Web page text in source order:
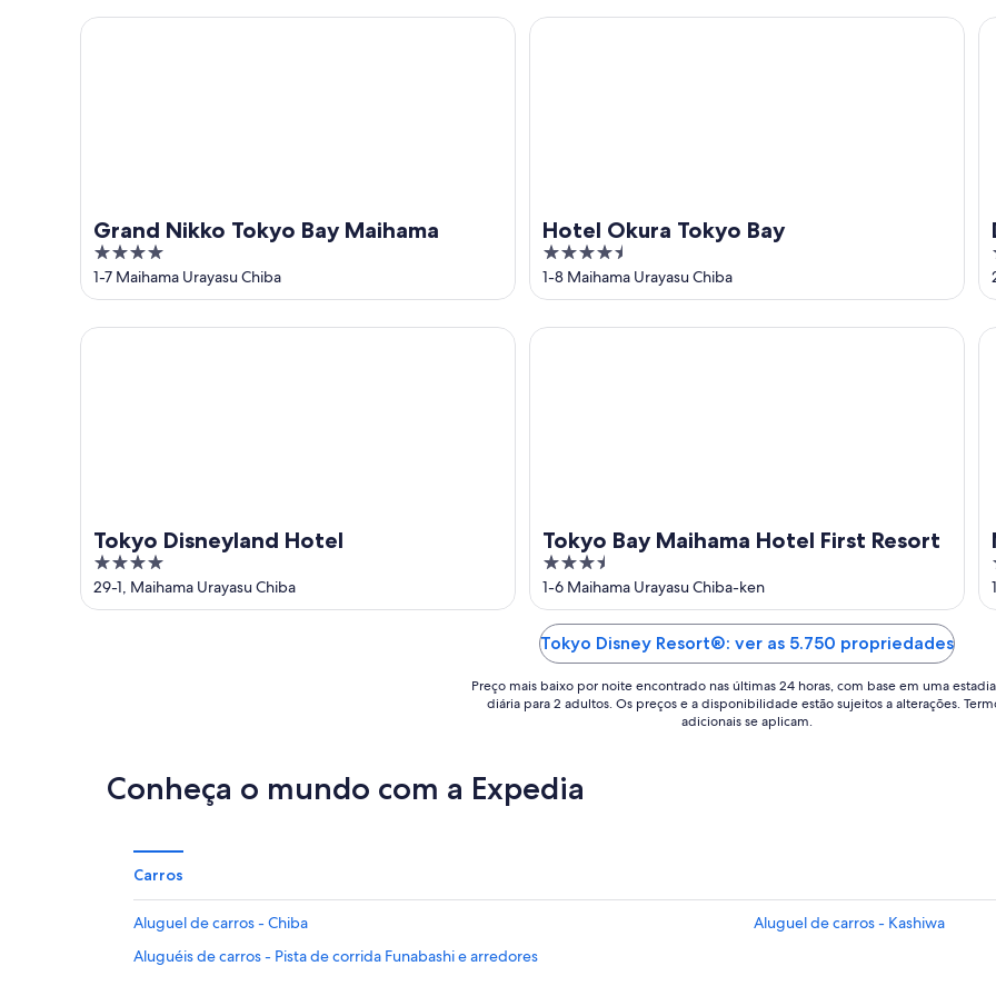
5
5
Grand Nikko Tokyo Bay Maihama
4
out
of
5
1-7 Maihama Urayasu Chiba
Grand Nikko Tokyo Bay Maihama
Hotel Okura Tokyo Bay
4.5
out
of
5
1-8 Maihama Urayasu Chiba
Hotel Okura Tokyo Bay
Tokyo Disneyland Hotel
4
out
of
29-1, Maihama Urayasu Chiba
Tokyo Disneyland Hotel
Tokyo Bay Maihama Hotel First Resort
3.5
out
of
5
1-6 Maihama Urayasu Chiba-ken
Tokyo Bay Maihama Hotel First Resort
Tokyo Disney Resort®: ver as 5.750 propriedades
Preço mais baixo por noite encontrado nas últimas 24 horas, com base em uma
diária para 2 adultos. Os preços e a disponibilidade estão sujeitos a alterações.
adicionais se aplicam.
Conheça o mundo com a Expedia
Carros
Aluguel de carros - Chiba
Aluguel de carros - Kashiwa
Aluguéis de carros - Pista de corrida Funabashi e arredores